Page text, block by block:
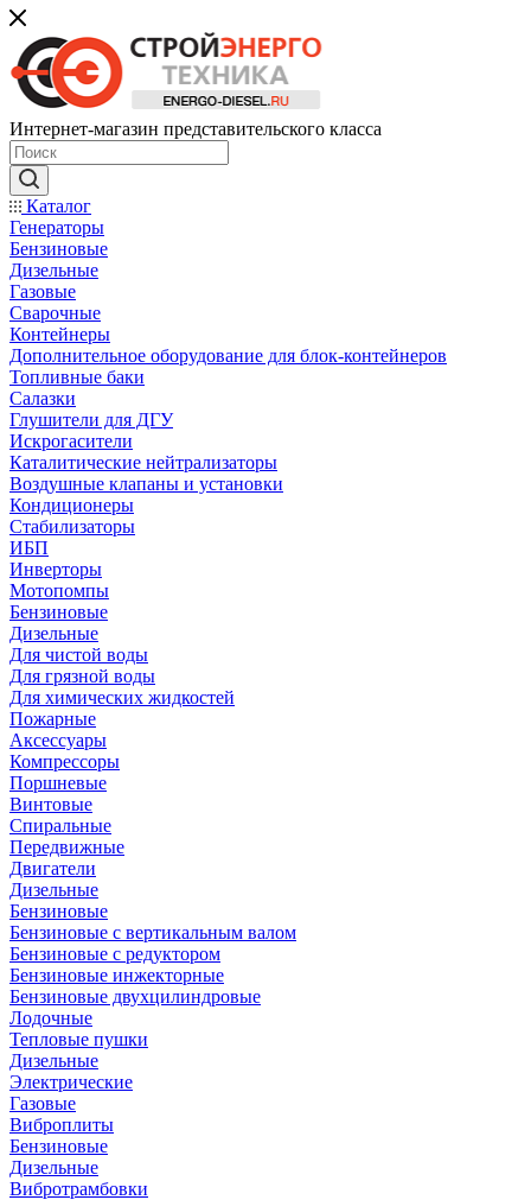
Интернет-магазин представительского класса
Каталог
Генераторы
Бензиновые
Дизельные
Газовые
Сварочные
Контейнеры
Дополнительное оборудование для блок-контейнеров
Топливные баки
Салазки
Глушители для ДГУ
Искрогасители
Каталитические нейтрализаторы
Воздушные клапаны и установки
Кондиционеры
Стабилизаторы
ИБП
Инверторы
Мотопомпы
Бензиновые
Дизельные
Для чистой воды
Для грязной воды
Для химических жидкостей
Пожарные
Аксессуары
Компрессоры
Поршневые
Винтовые
Спиральные
Передвижные
Двигатели
Дизельные
Бензиновые
Бензиновые с вертикальным валом
Бензиновые с редуктором
Бензиновые инжекторные
Бензиновые двухцилиндровые
Лодочные
Тепловые пушки
Дизельные
Электрические
Газовые
Виброплиты
Бензиновые
Дизельные
Вибротрамбовки